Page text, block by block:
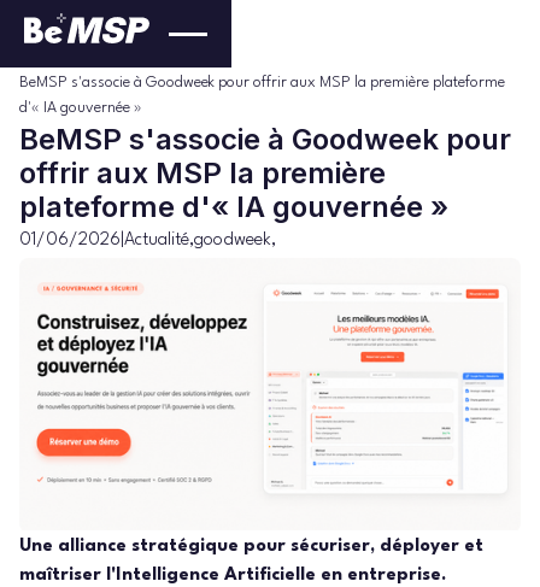
BeMSP s'associe à Goodweek pour offrir aux MSP la première plateforme
d'« IA gouvernée »
BeMSP s'associe à Goodweek pour
offrir aux MSP la première
plateforme d'« IA gouvernée »
01/06/2026 Actualité,goodweek,
Une alliance stratégique pour sécuriser, déployer et
maîtriser l'Intelligence Artificielle en entreprise.